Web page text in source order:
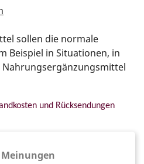
sollen die normale
Beispiel in Situationen, in
und Rücksendungen
Meinungen